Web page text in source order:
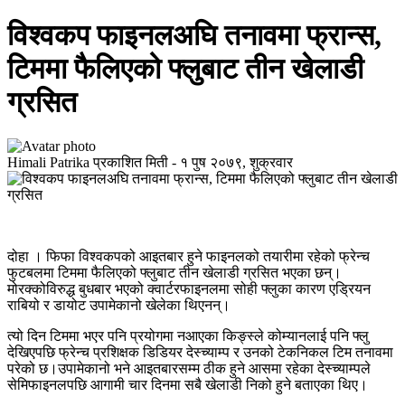
विश्वकप फाइनलअघि तनावमा फ्रान्स,
टिममा फैलिएको फ्लुबाट तीन खेलाडी
ग्रसित
Himali Patrika प्रकाशित मिती - १ पुष २०७९, शुक्रवार
दोहा । फिफा विश्वकपको आइतबार हुने फाइनलको तयारीमा रहेको फ्रेन्च
फुटबलमा टिममा फैलिएको फ्लुबाट तीन खेलाडी ग्रसित भएका छन्।
मोरक्कोविरुद्ध बुधबार भएको क्वार्टरफाइनलमा सोही फ्लुका कारण एड्रियन
राबियो र डायोट उपामेकानो खेलेका थिएनन्।
त्यो दिन टिममा भएर पनि प्रयोगमा नआएका किङ्स्ले कोम्यानलाई पनि फ्लु
देखिएपछि फ्रेन्च प्रशिक्षक डिडियर देस्च्याम्प र उनको टेकनिकल टिम तनावमा
परेको छ।उपामेकानो भने आइतबारसम्म ठीक हुने आसमा रहेका देस्च्याम्पले
सेमिफाइनलपछि आगामी चार दिनमा सबै खेलाडी निको हुने बताएका थिए।